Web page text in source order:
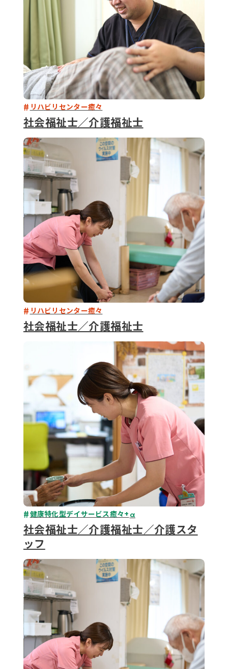
リハビリセンター癒々
社会福祉士／介護福祉士
リハビリセンター癒々
社会福祉士／介護福祉士
健康特化型デイサービス癒々+α
社会福祉士／介護福祉士／介護スタ
ッフ